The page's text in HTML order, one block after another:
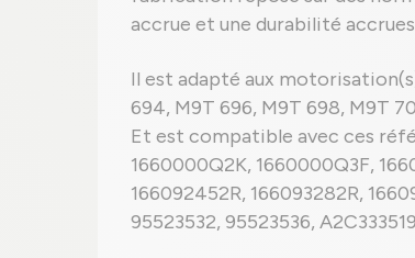
accrue et une durabilité
Il est adapté aux
694, M9T 696, M9T 698, M9T
Et est compatible avec ces
1660000Q2K, 1660000Q3F,
166092452R, 166093282R,
95523532, 95523536,